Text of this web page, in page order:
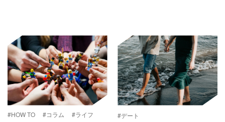
#HOW TO #コラム #ライフ #デート